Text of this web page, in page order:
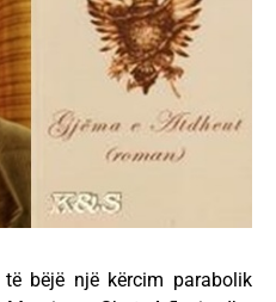
bëjë një kërcim parabolik